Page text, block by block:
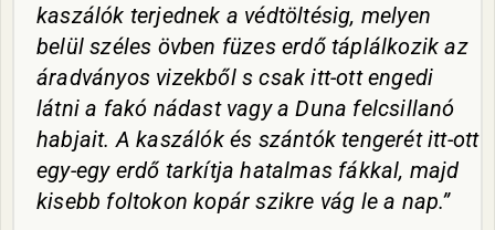
kaszálók terjednek a védtöltésig, melyen
belül széles övben füzes erdő táplálkozik az
áradványos vizekből s csak itt-ott engedi
látni a fakó nádast vagy a Duna felcsillanó
habjait. A kaszálók és szántók tengerét itt-ott
egy-egy erdő tarkítja hatalmas fákkal, majd
kisebb foltokon kopár szikre vág le a nap.”